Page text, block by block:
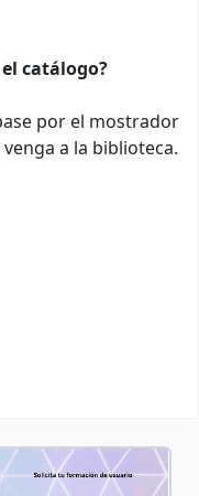
catálogo?
por el mostrador
a la biblioteca.